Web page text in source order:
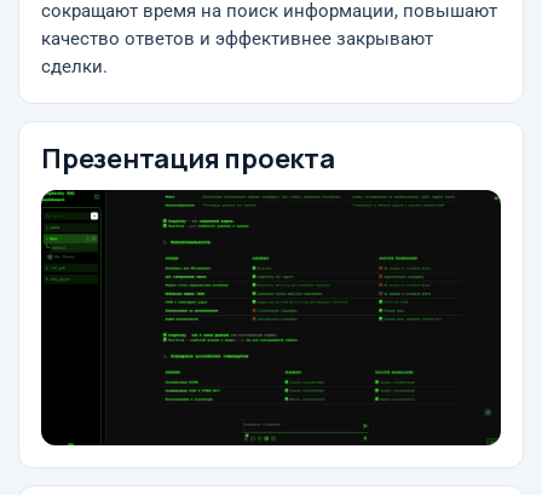
сокращают время на поиск информации, повышают
качество ответов и эффективнее закрывают
сделки.
Презентация проекта